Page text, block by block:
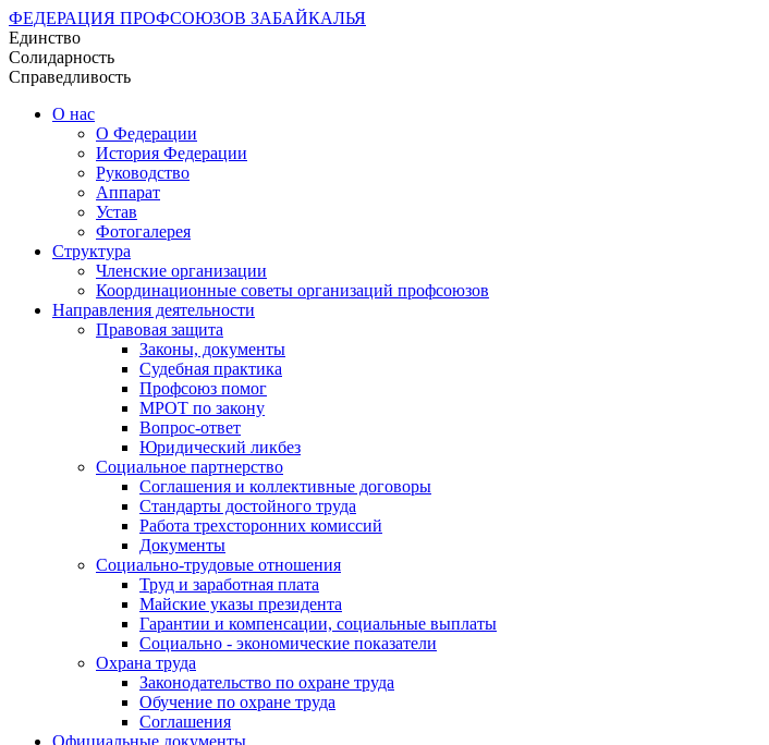
ФЕДЕРАЦИЯ ПРОФСОЮЗОВ ЗАБАЙКАЛЬЯ
Единство
Солидарность
Справедливость
О нас
О Федерации
История Федерации
Руководство
Аппарат
Устав
Фотогалерея
Структура
Членские организации
Координационные советы организаций профсоюзов
Направления деятельности
Правовая защита
Законы, документы
Судебная практика
Профсоюз помог
МРОТ по закону
Вопрос-ответ
Юридический ликбез
Социальное партнерство
Соглашения и коллективные договоры
Стандарты достойного труда
Работа трехсторонних комиссий
Документы
Социально-трудовые отношения
Труд и заработная плата
Майские указы президента
Гарантии и компенсации, социальные выплаты
Социально - экономические показатели
Охрана труда
Законодательство по охране труда
Обучение по охране труда
Соглашения
Официальные документы